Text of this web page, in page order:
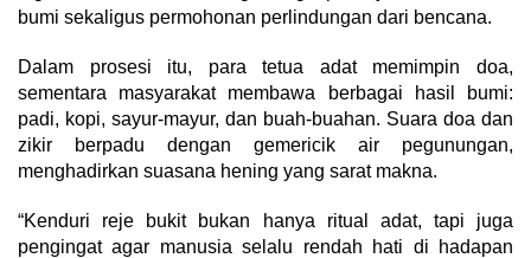
bumi sekaligus permohonan perlindungan dari bencana.
Dalam prosesi itu, para tetua adat memimpin doa,
sementara masyarakat membawa berbagai hasil bumi:
padi, kopi, sayur-mayur, dan buah-buahan. Suara doa dan
zikir berpadu dengan gemericik air pegunungan,
menghadirkan suasana hening yang sarat makna.
“Kenduri reje bukit bukan hanya ritual adat, tapi juga
pengingat agar manusia selalu rendah hati di hadapan